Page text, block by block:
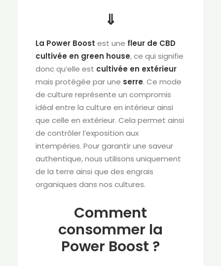
⇓
La Power Boost est une fleur de CBD
cultivée en green house, ce qui signifie
donc qu’elle est cultivée en extérieur
mais protégée par une serre. Ce mode
de culture représente un compromis
idéal entre la culture en intérieur ainsi
que celle en extérieur. Cela permet ainsi
de contrôler l’exposition aux
intempéries. Pour garantir une saveur
authentique, nous utilisons uniquement
de la terre ainsi que des engrais
organiques dans nos cultures.
Comment
consommer la
Power Boost ?